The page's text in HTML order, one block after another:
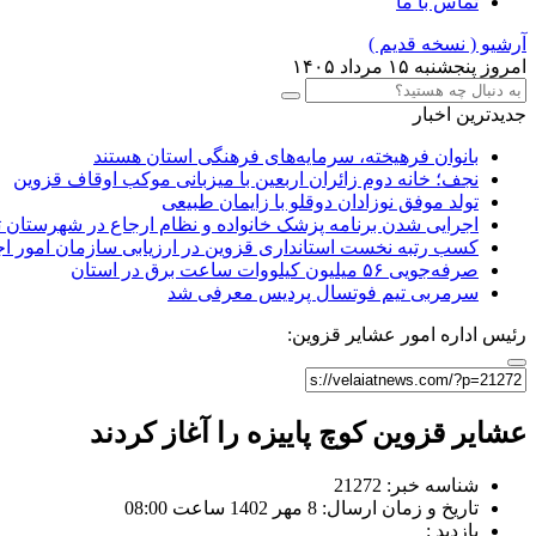
آرشیو ( نسخه قدیم )
امروز پنجشنبه ۱۵ مرداد ۱۴۰۵
جدیدترین اخبار
بانوان فرهیخته، سرمایه‌های فرهنگی استان هستند
نجف؛ خانه دوم زائران اربعین با میزبانی موکب اوقاف قزوین
تولد موفق نوزادان دوقلو با زایمان طبیعی
اجرایی شدن برنامه پزشک خانواده و نظام ارجاع در شهرستان
کسب رتبه نخست استانداری قزوین در ارزیابی سازمان امور
صرفه‌جویی ۵۶ میلیون کیلووات‌ ساعت برق در استان
سرمربی تیم فوتسال پردیس معرفی شد
رئیس اداره امور عشایر قزوین:
عشایر قزوین کوچ پاییزه را آغاز کردند
شناسه خبر: 21272
تاریخ و زمان ارسال: 8 مهر 1402 ساعت 08:00
بازدید :